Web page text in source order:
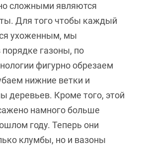
сложными являются
Для того чтобы каждый
ухоженным, мы
газоны, по
фигурно обрезаем
нижние ветки и
деревьев. Кроме того, этой
намного больше
году. Теперь они
клумбы, но и вазоны